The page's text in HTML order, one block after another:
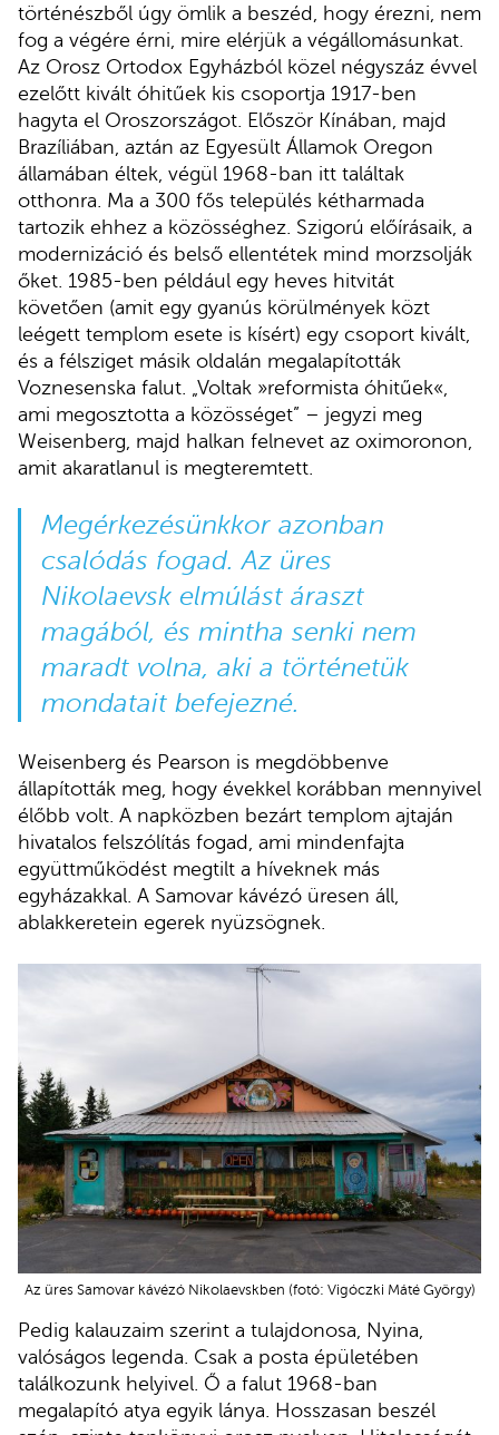
történészből úgy ömlik a beszéd, hogy érezni, nem
fog a végére érni, mire elérjük a végállomásunkat.
Az Orosz Ortodox Egyházból közel négyszáz évvel
ezelőtt kivált óhitűek kis csoportja 1917-ben
hagyta el Oroszországot. Először Kínában, majd
Brazíliában, aztán az Egyesült Államok Oregon
államában éltek, végül 1968-ban itt találtak
otthonra. Ma a 300 fős település kétharmada
tartozik ehhez a közösséghez. Szigorú előírásaik, a
modernizáció és belső ellentétek mind morzsolják
őket. 1985-ben például egy heves hitvitát
követően (amit egy gyanús körülmények közt
leégett templom esete is kísért) egy csoport kivált,
és a félsziget másik oldalán megalapították
Voznesenska falut. „Voltak »reformista óhitűek«,
ami megosztotta a közösséget” – jegyzi meg
Weisenberg, majd halkan felnevet az oximoronon,
amit akaratlanul is megteremtett.
Megérkezésünkkor azonban
csalódás fogad. Az üres
Nikolaevsk elmúlást áraszt
magából, és mintha senki nem
maradt volna, aki a történetük
mondatait befejezné.
Weisenberg és Pearson is megdöbbenve
állapították meg, hogy évekkel korábban mennyivel
élőbb volt. A napközben bezárt templom ajtaján
hivatalos felszólítás fogad, ami mindenfajta
együttműködést megtilt a híveknek más
egyházakkal. A Samovar kávézó üresen áll,
ablakkeretein egerek nyüzsögnek.
Az üres Samovar kávézó Nikolaevskben (fotó: Vigóczki Máté György)
Pedig kalauzaim szerint a tulajdonosa, Nyina,
valóságos legenda. Csak a posta épületében
találkozunk helyivel. Ő a falut 1968-ban
megalapító atya egyik lánya. Hosszasan beszél